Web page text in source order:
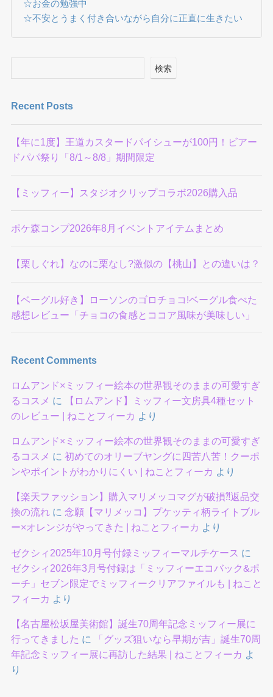
☆お金の勉強中
☆不安とうまく付き合いながら自分に正直に生きたい
検索
Recent Posts
【年に1度】王道カスタードパイシューが100円！ビアー
ドパパ祭り「8/1～8/8」期間限定
【ミッフィー】スタジオクリップコラボ2026購入品
ポケ森コンプ2026年8月イベントアイテムまとめ
【栗しぐれ】なのに栗なし?激似の【桃山】との違いは？
【ベーグル好き】ローソンのゴロチョコ!ベーグル食べた
感想レビュー「チョコの食感とココア風味が美味しい」
Recent Comments
ロムアンド×ミッフィー絵本の世界観そのままの可愛すぎ
るコスメ に
【ロムアンド】ミッフィー文房具4種セット
のレビュー | ねことフィーカ より
ロムアンド×ミッフィー絵本の世界観そのままの可愛すぎ
るコスメ に 初めてのオリーブヤングに四苦八苦！クーポ
ンやポイントがわかりにくい | ねことフィーカ より
【楽天ファッション】購入マリメッコマグが破損⁈返品交
換の流れに 念願【マリメッコ】プケッティ柄ライトブル
ー×オレンジがやってきた | ねことフィーカ より
ゼクシィ2025年10月号付録ミッフィーマルチケース に
ゼクシィ2026年3月号付録は「ミッフィーエコバック&ポ
ーチ」セブン限定でミッフィークリアファイルも | ねこと
フィーカ より
【名古屋松坂屋美術館】誕生70周年記念ミッフィー展に
行ってきました に
「グッズ狙いなら早期が吉」誕生70周
年記念ミッフィー展に再訪した結果 | ねことフィーカ よ
り